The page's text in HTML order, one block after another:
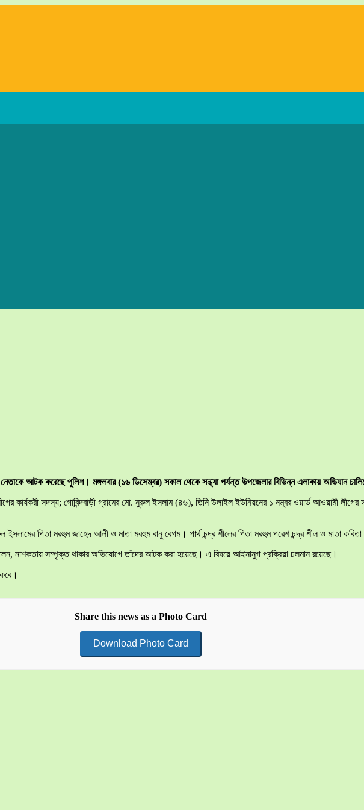
আটক করেছে পুলিশ। মঙ্গলবার (১৬ ডিসেম্বর) সকাল থেকে সন্ধ্যা পর্যন্ত উপজেলার বিভিন্ন এলাকায় অভিযান
কার্যকরী সদস্য; গোবিন্দবাড়ী গ্রামের মো. নুরুল ইসলাম (৪৬), তিনি উলাইল ইউনিয়নের ১ নম্বর ওয়ার্ড আওয়ামী লীগের
পিতা মরহুম জাহেদ আলী ও মাতা মরহুম বানু বেগম। পার্থ চন্দ্র শীলের পিতা মরহুম পরেশ চন্দ্র শীল ও মাতা কবিতা
নাশকতায় সম্পৃক্ত থাকার অভিযোগে তাঁদের আটক করা হয়েছে। এ বিষয়ে আইনানুগ প্রক্রিয়া চলমান রয়েছে।
Share this news as a Photo Card
Download Photo Card